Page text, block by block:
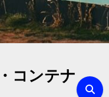
コンテナ